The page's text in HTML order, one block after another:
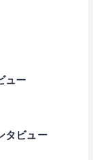
ュー
タビュー